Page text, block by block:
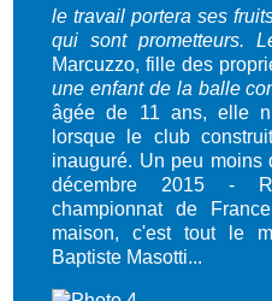
le travail portera ses
qui sont prometteurs.
Marcuzzo, fille des
une enfant de la balle
âgée de 11 ans, elle
lorsque le club
inauguré. Un peu
décembre 2015 -
championnat de
maison, c'est tout le
Baptiste Masotti...